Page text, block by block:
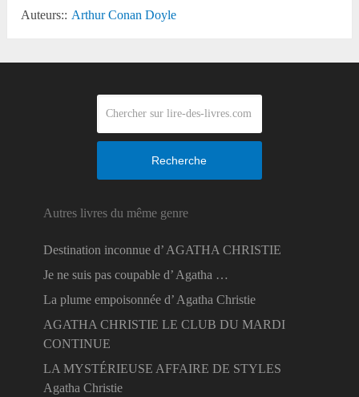
Auteurs:: Arthur Conan Doyle
Recherche
Autres livres du même genre
Destination inconnue d’ AGATHA CHRISTIE
Je ne suis pas coupable d’ Agatha …
La plume empoisonnée d’ Agatha Christie
AGATHA CHRISTIE LE CLUB DU MARDI
CONTINUE
LA MYSTÉRIEUSE AFFAIRE DE STYLES
Agatha Christie